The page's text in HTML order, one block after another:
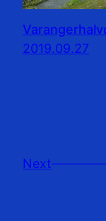
2019.09.27
Next